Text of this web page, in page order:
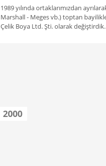
1989 yılında ortaklarımızdan
Marshall - Meges vb.) toptan
Çelik Boya Ltd. Şti. olarak değiştirdik.
2000